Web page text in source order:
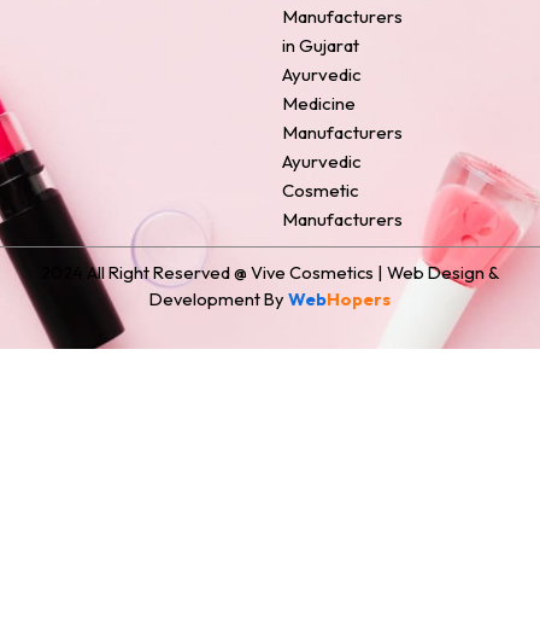
Manufacturers
in Gujarat
Ayurvedic
Medicine
Manufacturers
Ayurvedic
Cosmetic
Manufacturers
2024 All Right Reserved @ Vive Cosmetics | Web Design &
Development By WebHopers